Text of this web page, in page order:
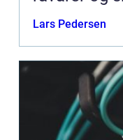
Lars Pedersen